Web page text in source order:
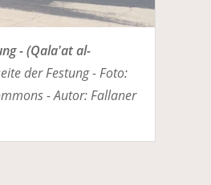
- (Qala'at al-
der Festung - Foto:
- Autor: Fallaner